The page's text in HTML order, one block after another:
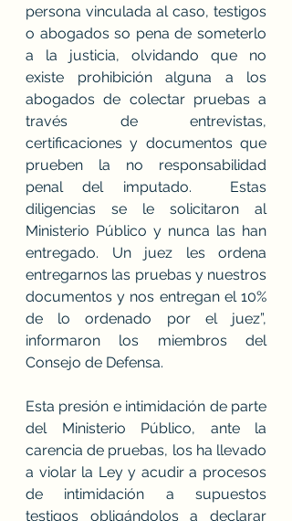
persona vinculada al caso, testigos
o abogados so pena de someterlo
a la justicia, olvidando que no
existe prohibición alguna a los
abogados de colectar pruebas a
través de entrevistas,
certificaciones y documentos que
prueben la no responsabilidad
penal del imputado.  Estas
diligencias se le solicitaron al
Ministerio Público y nunca las han
entregado. Un juez les ordena
entregarnos las pruebas y nuestros
documentos y nos entregan el 10%
de lo ordenado por el juez”,
informaron los miembros del
Consejo de Defensa.
Esta presión e intimidación de parte
del Ministerio Público, ante la
carencia de pruebas, los ha llevado
a violar la Ley y acudir a procesos
de intimidación a supuestos
testigos obligándolos a declarar